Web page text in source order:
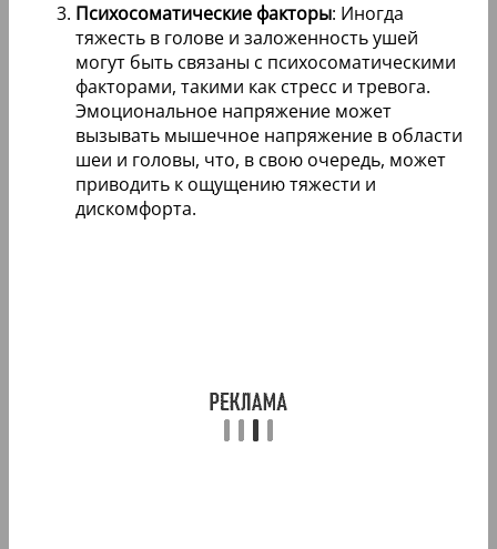
Психосоматические факторы: Иногда
тяжесть в голове и заложенность ушей
могут быть связаны с психосоматическими
факторами, такими как стресс и тревога.
Эмоциональное напряжение может
вызывать мышечное напряжение в области
шеи и головы, что, в свою очередь, может
приводить к ощущению тяжести и
дискомфорта.